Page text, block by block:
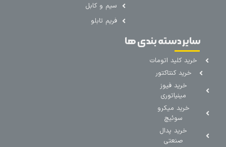
سیم و کابل
فریم تابلو
سایر دسته بندی ها
خرید کلید اتومات
خرید کنتاکتور
خرید فیوز
مینیاتوری
خرید میکرو
سوئیچ
خرید پدال
صنعتی